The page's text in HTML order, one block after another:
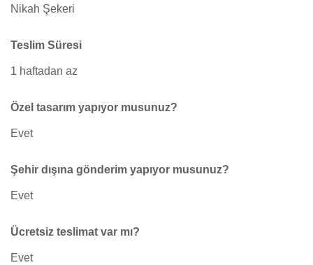
Nikah Şekeri
Teslim Süresi
1 haftadan az
Özel tasarım yapıyor musunuz?
Evet
Şehir dışına gönderim yapıyor musunuz?
Evet
Ücretsiz teslimat var mı?
Evet